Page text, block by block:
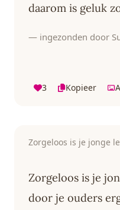
daarom is geluk
— ingezonden door
3 Kopieer
Zorgeloos is je jonge
Zorgeloos is je
door je ouders